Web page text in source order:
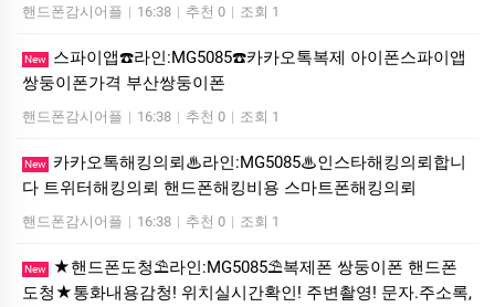
핸드폰감시어플 | 16:38 | 추천 0 | 조회 1
New
스파이앱☎️라인:MG5085☎️카카오톡복제 아이폰스파이앱
쌍둥이폰가격 부산쌍둥이폰
핸드폰감시어플 | 16:38 | 추천 0 | 조회 1
New
카카오톡해킹의뢰♨라인:MG5085♨인스타해킹의뢰합니
다 트위터해킹의뢰 핸드폰해킹비용 스마트폰해킹의뢰
핸드폰감시어플 | 16:38 | 추천 0 | 조회 1
New
★핸드폰도청⛱️라인:MG5085⛱️복제폰 쌍둥이폰 핸드폰
도청★통화내용감청! 위치실시간확인! 주변촬영! 문자.주소록,